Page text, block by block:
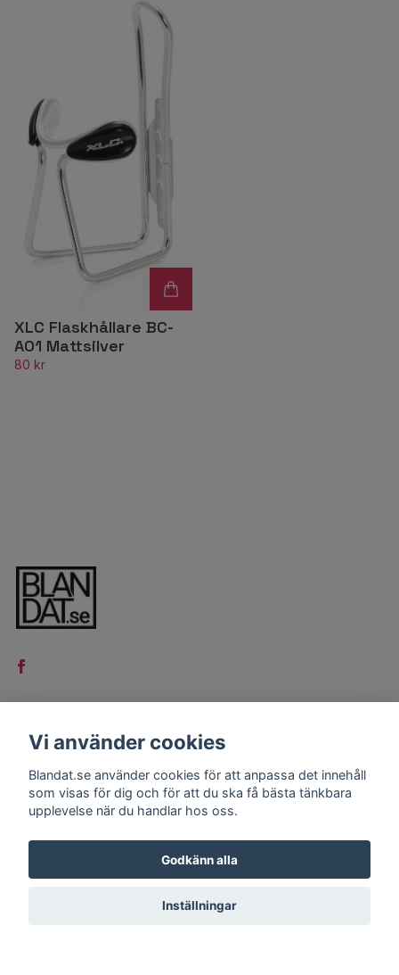
XLC Flaskhållare BC-
A01 Mattsilver
80 kr
LÄS MER
Kontakt
Köpvillkor
Vi använder cookies
Blandat.se använder cookies för att anpassa det innehåll
som visas för dig och för att du ska få bästa tänkbara
upplevelse när du handlar hos oss.
Godkänn alla
Inställningar